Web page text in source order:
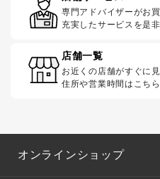
専門アドバイザーがお
充実したサービスを是
店舗一覧
お近くの店舗がすぐに見
住所や営業時間はこち
オンラインショップ